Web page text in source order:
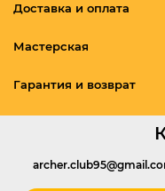
Доставка и оплата
Мастерская
Гарантия и возврат